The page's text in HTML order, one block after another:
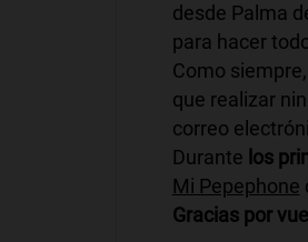
desde Palma
para hacer
Como siempre,
que realizar
correo
Durante los
Mi Pepephone
Gracias por